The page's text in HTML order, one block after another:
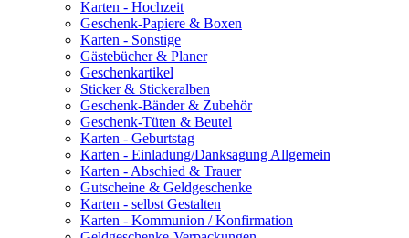
Karten - Hochzeit
Geschenk-Papiere & Boxen
Karten - Sonstige
Gästebücher & Planer
Geschenkartikel
Sticker & Stickeralben
Geschenk-Bänder & Zubehör
Geschenk-Tüten & Beutel
Karten - Geburtstag
Karten - Einladung/Danksagung Allgemein
Karten - Abschied & Trauer
Gutscheine & Geldgeschenke
Karten - selbst Gestalten
Karten - Kommunion / Konfirmation